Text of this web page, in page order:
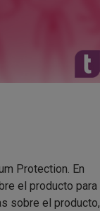
Protection. En
el producto para
sobre el producto,